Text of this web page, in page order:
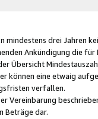
mindestens drei Jahren
Ankündigung die
Übersicht
können eine etwaig
verfallen.
Vereinbarung
Beträge dar.